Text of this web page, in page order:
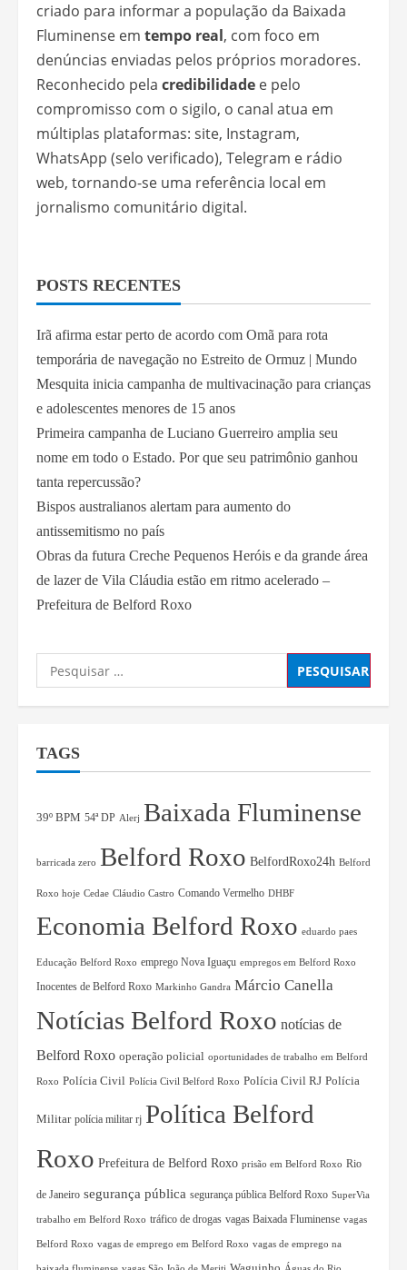
criado para informar a população da Baixada
Fluminense em tempo real, com foco em
denúncias enviadas pelos próprios moradores.
Reconhecido pela credibilidade e pelo
compromisso com o sigilo, o canal atua em
múltiplas plataformas: site, Instagram,
WhatsApp (selo verificado), Telegram e rádio
web, tornando-se uma referência local em
jornalismo comunitário digital.
POSTS RECENTES
Irã afirma estar perto de acordo com Omã para rota
temporária de navegação no Estreito de Ormuz | Mundo
Mesquita inicia campanha de multivacinação para crianças
e adolescentes menores de 15 anos
Primeira campanha de Luciano Guerreiro amplia seu
nome em todo o Estado. Por que seu patrimônio ganhou
tanta repercussão?
Bispos australianos alertam para aumento do
antissemitismo no país
Obras da futura Creche Pequenos Heróis e da grande área
de lazer de Vila Cláudia estão em ritmo acelerado –
Prefeitura de Belford Roxo
TAGS
39º BPM 54ª DP Alerj Baixada Fluminense
barricada zero Belford Roxo BelfordRoxo24h Belford
Roxo hoje Cedae Cláudio Castro Comando Vermelho DHBF
Economia Belford Roxo eduardo paes
Educação Belford Roxo emprego Nova Iguaçu empregos em Belford Roxo
Inocentes de Belford Roxo Markinho Gandra Márcio Canella
Notícias Belford Roxo notícias de
Belford Roxo operação policial oportunidades de trabalho em Belford
Roxo Polícia Civil Polícia Civil Belford Roxo Polícia Civil RJ Polícia
Militar polícia militar rj Política Belford
Roxo Prefeitura de Belford Roxo prisão em Belford Roxo Rio
de Janeiro segurança pública segurança pública Belford Roxo SuperVia
trabalho em Belford Roxo tráfico de drogas vagas Baixada Fluminense vagas
Belford Roxo vagas de emprego em Belford Roxo vagas de emprego na